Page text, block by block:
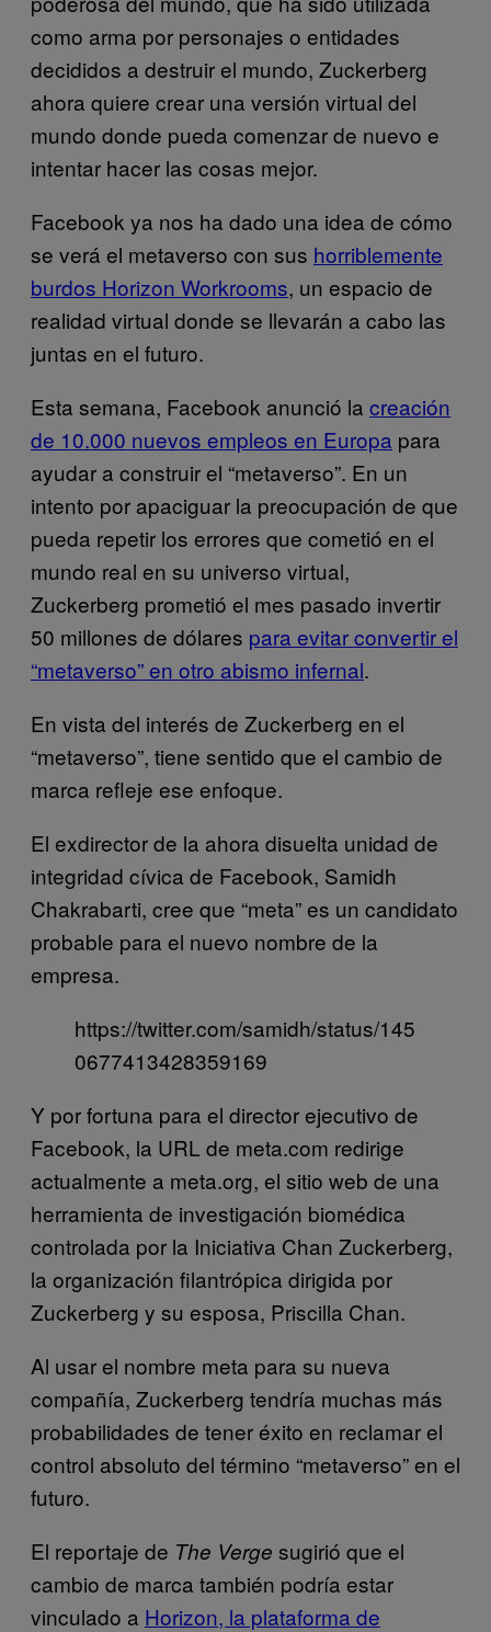
como arma por personajes o entidades
decididos a destruir el mundo, Zuckerberg
ahora quiere crear una versión virtual del
mundo donde pueda comenzar de nuevo e
intentar hacer las cosas mejor.
Facebook ya nos ha dado una idea de cómo
se verá el metaverso con sus horriblemente
burdos Horizon Workrooms, un espacio de
realidad virtual donde se llevarán a cabo las
juntas en el futuro.
Esta semana, Facebook anunció la creación
de 10.000 nuevos empleos en Europa para
ayudar a construir el “metaverso”. En un
intento por apaciguar la preocupación de que
pueda repetir los errores que cometió en el
mundo real en su universo virtual,
Zuckerberg prometió el mes pasado invertir
50 millones de dólares para evitar convertir el
“metaverso” en otro abismo infernal.
En vista del interés de Zuckerberg en el
“metaverso”, tiene sentido que el cambio de
marca refleje ese enfoque.
El exdirector de la ahora disuelta unidad de
integridad cívica de Facebook, Samidh
Chakrabarti, cree que “meta” es un candidato
probable para el nuevo nombre de la
empresa.
https://twitter.com/samidh/status/145
0677413428359169
Y por fortuna para el director ejecutivo de
Facebook, la URL de meta.com redirige
actualmente a meta.org, el sitio web de una
herramienta de investigación biomédica
controlada por la Iniciativa Chan Zuckerberg,
la organización filantrópica dirigida por
Zuckerberg y su esposa, Priscilla Chan.
Al usar el nombre meta para su nueva
compañía, Zuckerberg tendría muchas más
probabilidades de tener éxito en reclamar el
control absoluto del término “metaverso” en el
futuro.
El reportaje de The Verge sugirió que el
cambio de marca también podría estar
vinculado a Horizon, la plataforma de